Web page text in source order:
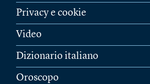
Privacy e cookie
Video
Dizionario italiano
Oroscopo